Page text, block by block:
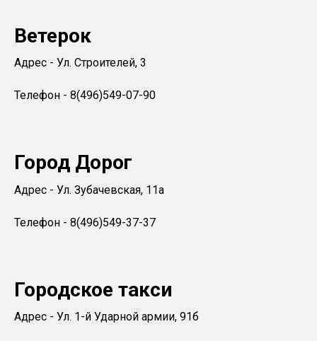
Ветерок
Адрес - Ул. Строителей, 3
Телефон - 8(496)549-07-90
Город Дорог
Адрес - Ул. Зубачевская, 11а
Телефон - 8(496)549-37-37
Городское такси
Адрес - Ул. 1-й Ударной армии, 91б